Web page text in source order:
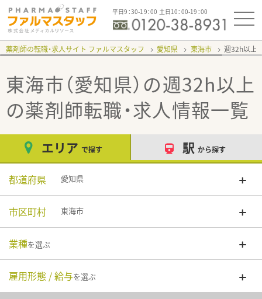
平日9：30-19：00 土日10：00-19：00
薬剤師の転職・求人サイト ファルマスタッフ 愛知県 東海市 週32h以上
東海市（愛知県）の週32h以上
の薬剤師転職・求人情報一覧
エリア で探す 駅 から探す
都道府県 愛知県
市区町村 東海市
業種を選ぶ
雇用形態 / 給与を選ぶ